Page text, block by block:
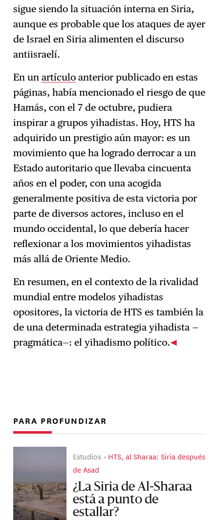
sigue siendo la situación interna en Siria,
aunque es probable que los ataques de ayer
de Israel en Siria alimenten el discurso
antiisraelí.
En unartículo anterior publicado en estas
páginas, había mencionado el riesgo de que
Hamás, con el 7 de octubre, pudiera
inspirar a grupos yihadistas. Hoy, HTS ha
adquirido un prestigio aún mayor: es un
movimiento que ha logrado derrocar a un
Estado autoritario que llevaba cincuenta
años en el poder, con una acogida
generalmente positiva de esta victoria por
parte de diversos actores, incluso en el
mundo occidental, lo que debería hacer
reflexionar a los movimientos yihadistas
más allá de Oriente Medio.
En resumen, en el contexto de la rivalidad
mundial entre modelos yihadistas
opositores, la victoria de HTS es también la
de una determinada estrategia yihadista —
pragmática—: el yihadismo político.
PARA PROFUNDIZAR
Estudios
HTS, al Sharaa: Siria después
de Asad
¿La Siria de Al-Sharaa
está a punto de
estallar?